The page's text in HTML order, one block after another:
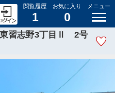
閲覧履歴
1
お気に入り
0
メニュー
東習志野3丁目Ⅱ 2号